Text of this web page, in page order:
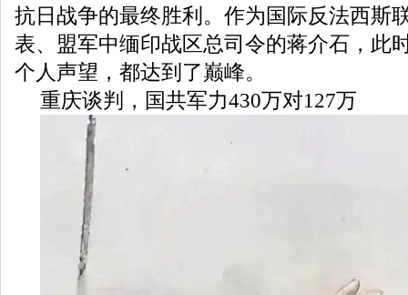
抗日战争的最终胜利。作为国际反法西斯
表、盟军中缅印战区总司令的蒋介石，此
个人声望，都达到了巅峰。
重庆谈判，国共军力430万对127万